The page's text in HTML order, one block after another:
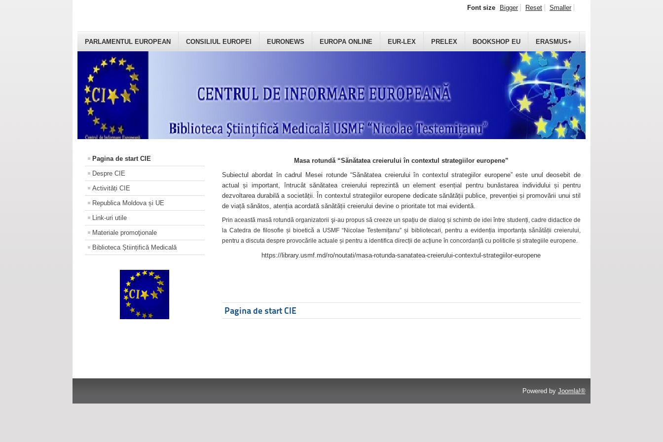
PARLAMENTUL EUROPEAN CONSILIUL EUROPEI EURONEWS EUROPA ONLINE EUR-LEX PRELEX BOOKSHOP EU ERASMUS+
Font size Bigger Reset Smaller
Pagina de start CIE
Despre CIE
Activități CIE
Republica Moldova și UE
Link-uri utile
Materiale promoţionale
Biblioteca Științifică Medicală
Masa rotundă “Sănătatea creierului în contextul strategiilor europene”
Subiectul abordat în cadrul Mesei rotunde “Sănătatea creierului în contextul strategiilor europene” este unul deosebit de
actual și important, întrucât sănătatea creierului reprezintă un element esențial pentru bunăstarea individului și pentru
dezvoltarea durabilă a societății. În contextul strategiilor europene dedicate sănătății publice, prevenției și promovării unui stil
de viață sănătos, atenția acordată sănătății creierului devine o prioritate tot mai evidentă.
Prin această masă rotundă organizatorii şi-au propus să creeze un spațiu de dialog și schimb de idei între studenți, cadre didactice de
la Catedra de filosofie și bioetică a USMF “Nicolae Testemițanu” și bibliotecari, pentru a evidenția importanța sănătății creierului,
pentru a discuta despre provocările actuale și pentru a identifica direcții de acțiune în concordanță cu politicile și strategiile europene.
https://library.usmf.md/ro/noutati/masa-rotunda-sanatatea-creierului-contextul-strategiilor-europene
Pagina de start CIE
Powered by Joomla!®